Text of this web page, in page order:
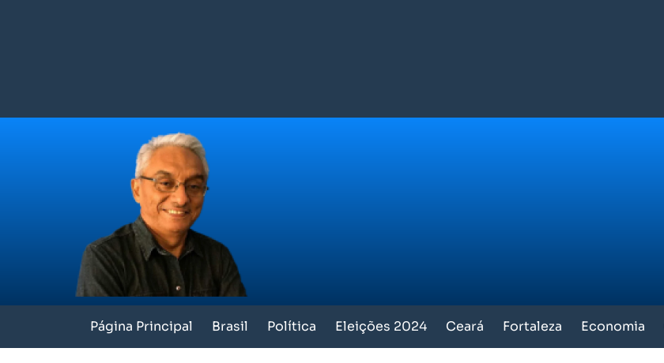
Página Principal Brasil Política Eleições 2024 Ceará Fortaleza Economia